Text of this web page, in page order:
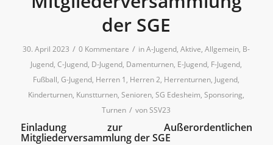
der SGE
30. April 2023 / 0 Kommentare / inA-Jugend,Aktive,Allgemein, B-
Jugend,C-Jugend, D-Jugend, Damenturnen, E-Jugend, F-Jugend,
Fußball,G-Jugend, Herren 1 , Herren 2, Herrenturnen, Jugend,
Kinderturnen, Kunstturnen,Senioren,SG Edesheim,Sponsoring,
Turnen / vonSSV23
Einladung zur Außerordentlichen
Mitgliederversammlung der SGE